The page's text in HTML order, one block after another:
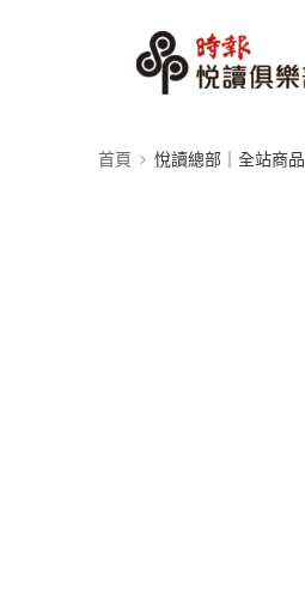
首頁 悅讀總部｜全站商品